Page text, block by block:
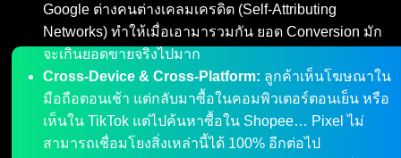
ติดต่อผม
Google ต่างคนต่างเคลมเครดิต (Self-Attributing
Networks) ทำให้เมื่อเอามารวมกัน ยอด Conversion มัก
จะเกินยอดขายจริงไปมาก
Cross-Device & Cross-Platform: ลูกค้าเห็นโฆษณาใน
มือถือตอนเช้า แต่กลับมาซื้อในคอมพิวเตอร์ตอนเย็น หรือ
เห็นใน TikTok แต่ไปค้นหาซื้อใน Shopee… Pixel ไม่
สามารถเชื่อมโยงสิ่งเหล่านี้ได้ 100% อีกต่อไป